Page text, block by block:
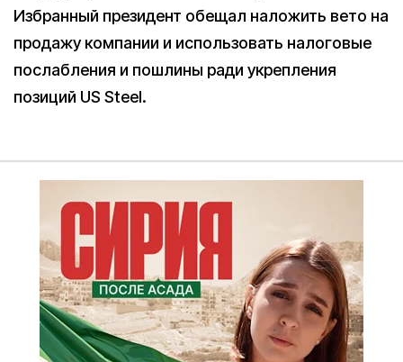
Избранный президент обещал наложить вето на
продажу компании и использовать налоговые
послабления и пошлины ради укрепления
позиций US Steel.